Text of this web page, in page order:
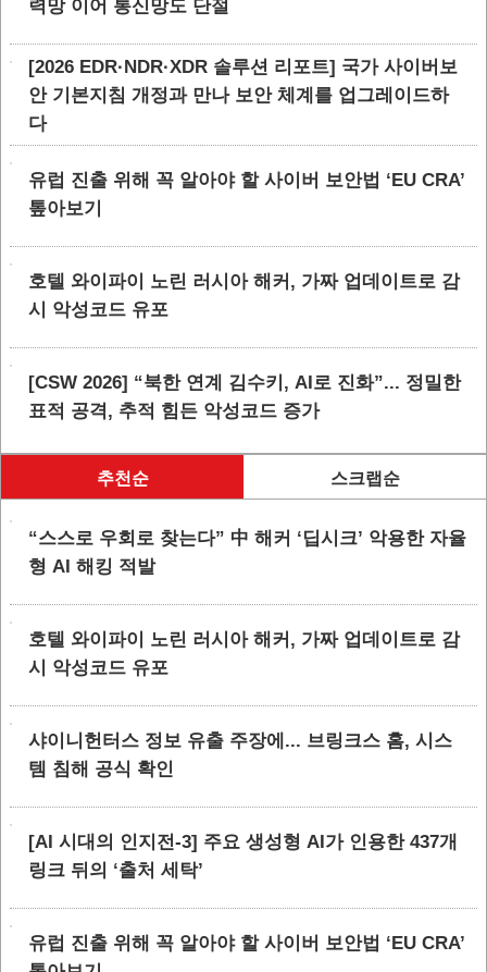
력망 이어 통신망도 단절
[2026 EDR·NDR·XDR 솔루션 리포트] 국가 사이버보
안 기본지침 개정과 만나 보안 체계를 업그레이드하
다
유럽 진출 위해 꼭 알아야 할 사이버 보안법 ‘EU CRA’
톺아보기
호텔 와이파이 노린 러시아 해커, 가짜 업데이트로 감
시 악성코드 유포
[CSW 2026] “북한 연계 김수키, AI로 진화”... 정밀한
표적 공격, 추적 힘든 악성코드 증가
추천순 스크랩순
“스스로 우회로 찾는다” 中 해커 ‘딥시크’ 악용한 자율
형 AI 해킹 적발
호텔 와이파이 노린 러시아 해커, 가짜 업데이트로 감
시 악성코드 유포
샤이니헌터스 정보 유출 주장에... 브링크스 홈, 시스
템 침해 공식 확인
[AI 시대의 인지전-3] 주요 생성형 AI가 인용한 437개
링크 뒤의 ‘출처 세탁’
유럽 진출 위해 꼭 알아야 할 사이버 보안법 ‘EU CRA’